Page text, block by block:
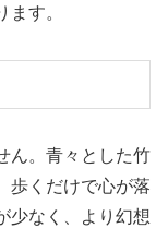
す。
ん。青々とした竹
歩くだけで心が落
少なく、より幻想